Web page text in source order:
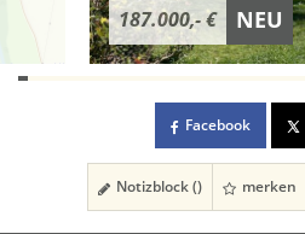
187.000,- € NEU
Facebook
Notizblock () merken